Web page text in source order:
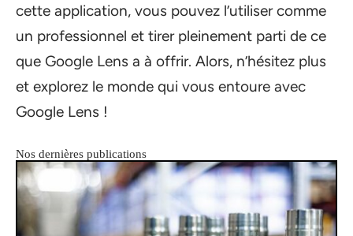
cette application, vous pouvez l’utiliser comme
un professionnel et tirer pleinement parti de ce
que Google Lens a à offrir. Alors, n’hésitez plus
et explorez le monde qui vous entoure avec
Google Lens !
Nos dernières publications